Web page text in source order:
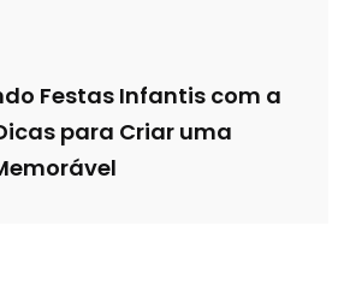
Festas Infantis com a
para Criar uma